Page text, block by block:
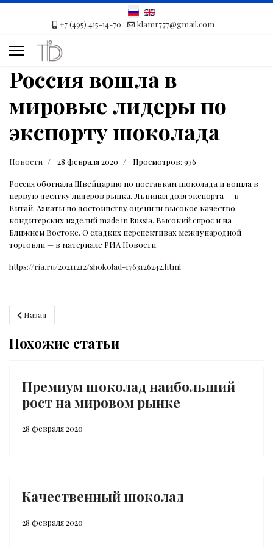
+7 (495) 415-14-70 klamr777@gmail.com
Россия вошла в
мировые лидеры по
экспорту шоколада
Новости 28 февраля 2020 Просмотров: 936
Россия обогнала Швейцарию по поставкам шоколада и вошла в
первую десятку лидеров рынка. Львиная доля экспорта — в
Китай. Азиаты по достоинству оценили высокое качество
кондитерских изделий made in Russia. Высокий спрос и на
Ближнем Востоке. О сладких перспективах международной
торговли — в материале РИА Новости.
https://ria.ru/20211212/shokolad-1763126242.html
Предыдущий: Шоколад предотвращает раннюю смерть
Назад
Похожие статьи
Премиум шоколад наибольший
рост на мировом рынке
28 февраля 2020
Качественный шоколад
28 февраля 2020